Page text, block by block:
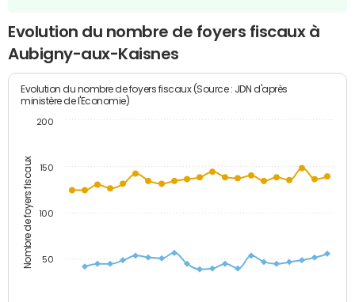
Evolution du nombre de foyers fiscaux à
Aubigny-aux-Kaisnes
Nombre de foyers fiscaux
Evolution du nombre de foyers fiscaux (Source : JDN d'après
ministère de l'Economie)
50
100
150
200